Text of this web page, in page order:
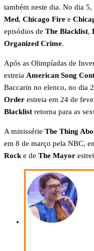
também neste dia. No dia
Med, Chicago Fire e
episódios de The Blacklist,
Organized Crime.
Após as Olimpíadas de
estreia American Song
Baccarin no elenco, no dia
Order estreia em 24 de
Blacklist retorna para as
A minissérie The Thing
em 8 de março pela NBC,
Rock e de The Mayor